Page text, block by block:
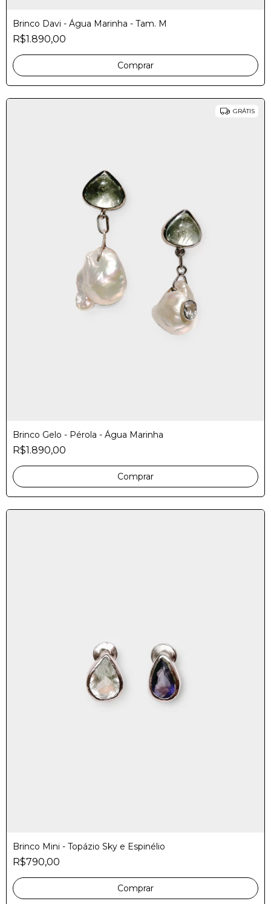
Brinco Davi - Água Marinha - Tam. M
R$1.890,00
Comprar
GRÁTIS
Brinco Gelo - Pérola - Água Marinha
R$1.890,00
Comprar
Brinco Mini - Topázio Sky e Espinélio
R$790,00
Comprar